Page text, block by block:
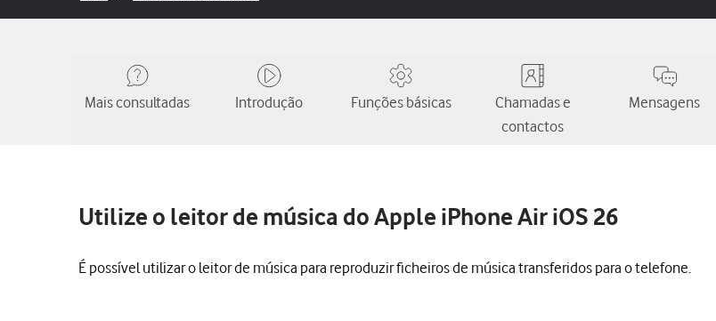
Mais consultadas Introdução Funções básicas
Chamadas e
contactos
Mensagens
Utilize o leitor de música do Apple iPhone Air iOS 26
É possível utilizar o leitor de música para reproduzir ficheiros de música transferidos para o telefone.